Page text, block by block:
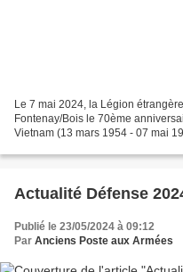
Le 7 mai 2024, la Légion
Fontenay/Bois le 70ème
Vietnam (13 mars 1954 - 07 mai
Actualité Défense
Publié le 23/05/2024 à 09:12
Par Anciens Poste aux Armées